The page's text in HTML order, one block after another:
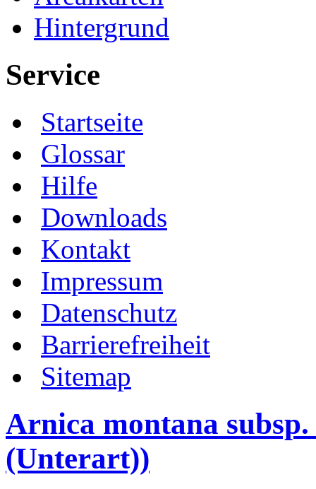
Hintergrund
Service
Startseite
Glossar
Hilfe
Downloads
Kontakt
Impressum
Datenschutz
Barrierefreiheit
Sitemap
Arnica montana
(Unterart))